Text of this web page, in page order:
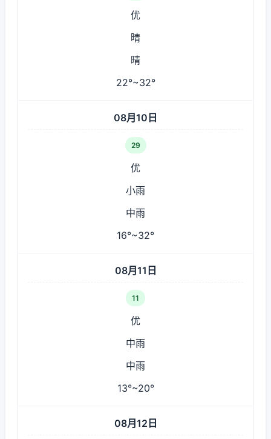
优
晴
晴
22°~32°
08月10日
29
优
小雨
中雨
16°~32°
08月11日
11
优
中雨
中雨
13°~20°
08月12日